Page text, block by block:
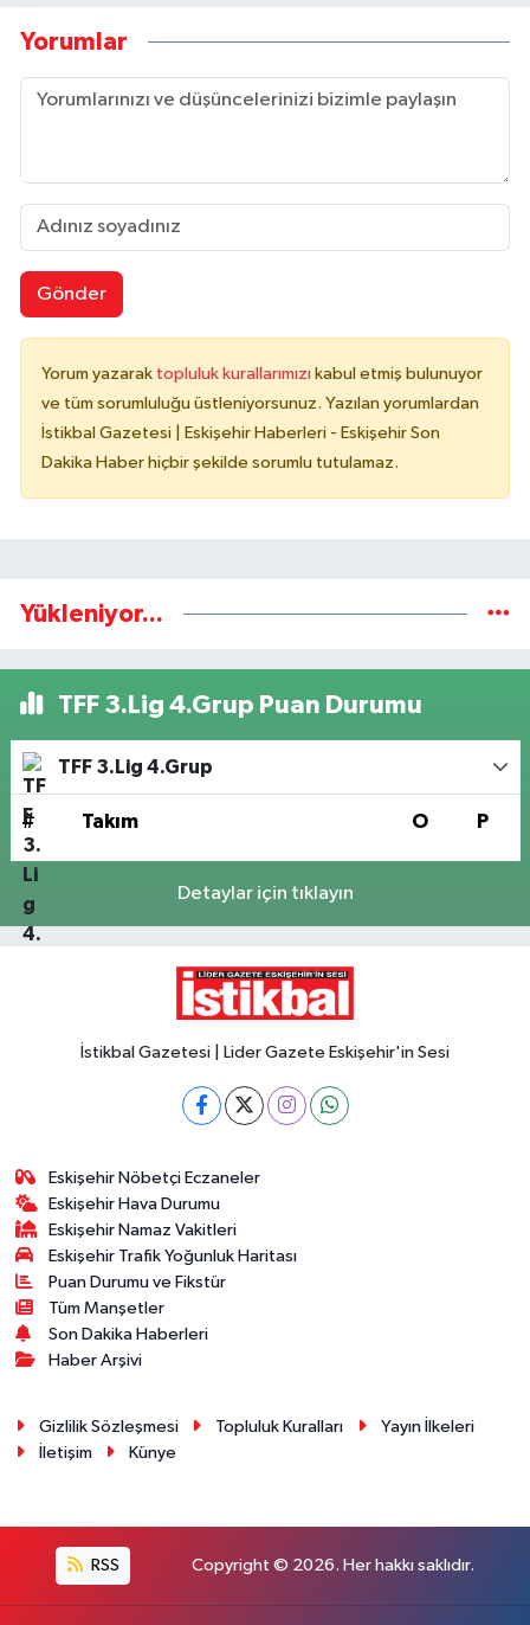
Yorumlar
Gönder
Yorum yazarak topluluk kurallarımızı kabul etmiş bulunuyor
ve tüm sorumluluğu üstleniyorsunuz. Yazılan yorumlardan
İstikbal Gazetesi | Eskişehir Haberleri - Eskişehir Son
Dakika Haber hiçbir şekilde sorumlu tutulamaz.
Yükleniyor...
TFF 3.Lig 4.Grup Puan Durumu
TFF 3.Lig 4.Grup
# Takım O P
Detaylar için tıklayın
İstikbal Gazetesi | Lider Gazete Eskişehir'in Sesi
Eskişehir Nöbetçi Eczaneler
Eskişehir Hava Durumu
Eskişehir Namaz Vakitleri
Eskişehir Trafik Yoğunluk Haritası
Puan Durumu ve Fikstür
Tüm Manşetler
Son Dakika Haberleri
Haber Arşivi
Gizlilik Sözleşmesi Topluluk Kuralları
Yayın İlkeleri
İletişim
Künye
RSS Copyright © 2026. Her hakkı saklıdır.